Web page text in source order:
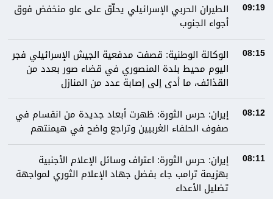
09:19
الطيران الحربي الإسرائيلي يحلّق على علو منخفض فوق
أجواء الجنوب
08:15
الوكالة الوطنية: قصفت مدفعية الجيش الإسرائيلي فجر
اليوم محيط بلدة المنصوري في قضاء صور بعدد من
القذائف، ما أدى إلى إصابة عدد من المنازل
08:12
إيران: حرس الثورة: ظهرت أبعاد جديدة من انقسام في
صفوف الحلفاء الغربيين وتراجع واضح في هيمنتهم
08:11
إيران: حرس الثورة: اعتراف وسائل الإعلام الأجنبية
بهزيمة ترامب جاء بفضل جهاد الإعلام الثوري لمواجهة
تضليل الأعداء